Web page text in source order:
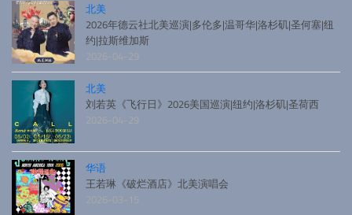
北美
2026年德云社北美巡演|多伦多|温哥华|洛杉矶|圣何塞|纽
约|拉斯维加斯
2026-04-29
北美
刘若英《飞行日》2026美国巡演|纽约|洛杉矶|圣荷西
2026-04-29
华语
王若琳《破烂酒店》北美演唱会
2026-03-15